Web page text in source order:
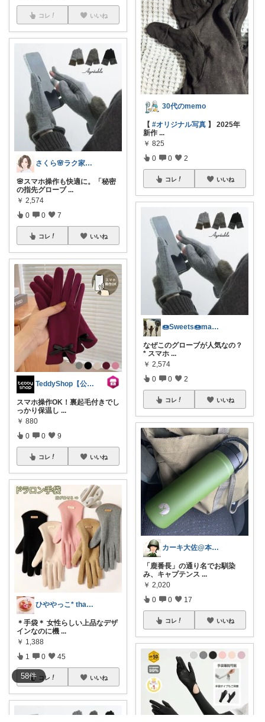
58件
コレ いいね
さくら🌸ラク家事&便利な生活雑貨🏠️
🌸スマホ操作も快適に。「秘密
の指先グローブ ...
￥ 2,574
0 0 7
コレ いいね
TeddyShop【公式】
スマホ操作OK！裏起毛付きでし
っかり保温し ...
￥ 880
0 0 9
コレ いいね
ひややっこ* thank you✿
＊手袋＊ 女性らしい上品なデザ
インなのに機 ...
￥ 1,388
1 0 45
コレ いいね
30代のmemo
【 #オリジナル写真 】 2025年
新作 ...
￥ 825
0 0 2
コレ いいね
🍩Sweets🍩mama🧸
なぜこのグローブが人気なの？
* スマホ ...
￥ 2,574
0 0 2
コレ いいね
カーキ大佐@本日の購入感謝です❗️🙏
「鹿番長」の通り名でお馴染
み、キャプテンス ...
￥ 2,020
0 0 17
コレ いいね